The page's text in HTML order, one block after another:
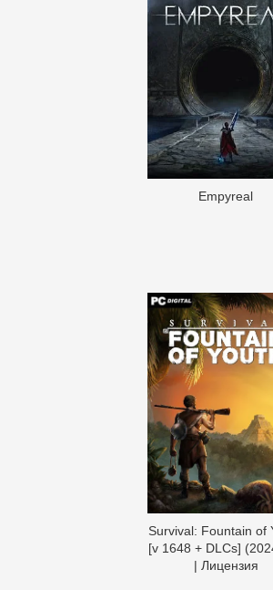
Empyreal
Survival: Fountain of
[v 1648 + DLCs]
| Лицензия